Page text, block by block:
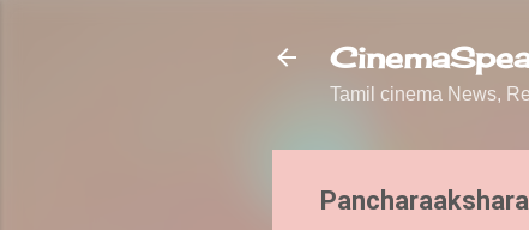
Tamil cinema News,